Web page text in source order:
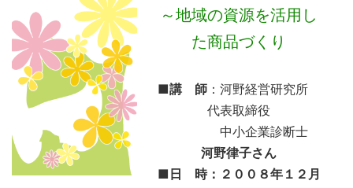
～地域の資源を活用し
た商品づくり
■講 師：河野経営研究所
代表取締役
中小企業診断士
河野律子さん
■ 日 時：２００８年１２月